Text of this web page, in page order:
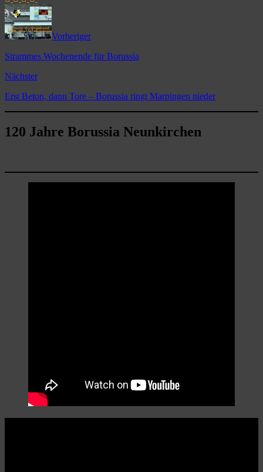
Vorheriger
Strammes Wochenende für Borussia
Nächster
Erst Beton, dann Tore – Borussia ringt Marpingen nieder
120 Jahre Borussia Neunkirchen